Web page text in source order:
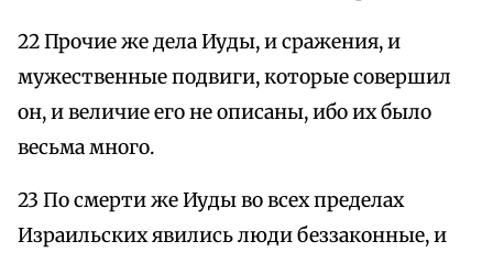
22 Прочие же дела Иуды, и сражения, и
мужественные подвиги, которые совершил
он, и величие его не описаны, ибо их было
весьма много.
23 По смерти же Иуды во всех пределах
Израильских явились люди беззаконные, и